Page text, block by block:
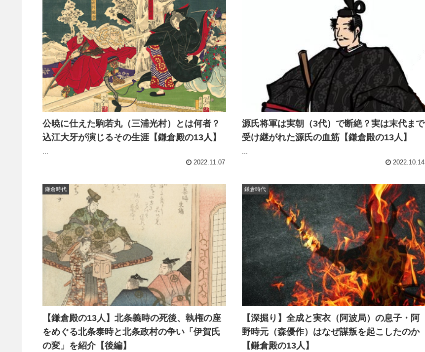
公暁に仕えた駒若丸（三浦光村）とは何者？
込江大牙が演じるその生涯【鎌倉殿の13人】
2022.11.07
源氏将軍は実朝（3代）で断絶？実は末代まで
受け継がれた源氏の血筋【鎌倉殿の13人】
2022.10.14
鎌倉時代
【鎌倉殿の13人】北条義時の死後、執権の座
をめぐる北条泰時と北条政村の争い「伊賀氏
の変」を紹介【後編】
鎌倉時代
【深掘り】全成と実衣（阿波局）の息子・阿
野時元（森優作）はなぜ謀叛を起こしたのか
【鎌倉殿の13人】